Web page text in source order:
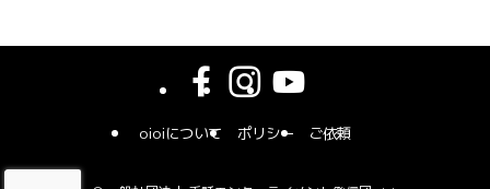
oioiについて ポリシー ご依頼